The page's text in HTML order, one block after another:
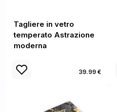
Tagliere in vetro
temperato Astrazione
moderna
39.99 €